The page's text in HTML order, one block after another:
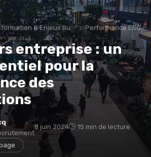
& Enjeux Business Performance ESG &
entreprise : un
pour la
des
8 juin 2024 15 min de lecture